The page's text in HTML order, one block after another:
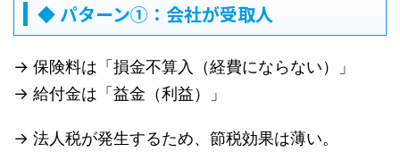
◆ パターン①：会社が受取人
→ 保険料は「損金不算入（経費にならない）」
→ 給付金は「益金（利益）」
→ 法人税が発生するため、節税効果は薄い。